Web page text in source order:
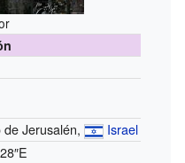
de Jerusalén, Israel